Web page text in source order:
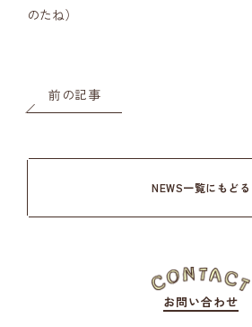
のたね）
前の記事
NEWS一覧にもどる
お問い合わせ